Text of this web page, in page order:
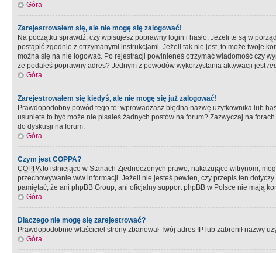
Góra
Zarejestrowałem się, ale nie mogę się zalogować!
Na początku sprawdź, czy wpisujesz poprawny login i hasło. Jeżeli te są w
postąpić zgodnie z otrzymanymi instrukcjami. Jeżeli tak nie jest, to może twoje
można się na nie logować. Po rejestracji powinieneś otrzymać wiadomość czy
że podałeś poprawny adres? Jednym z powodów wykorzystania aktywacji jest
Góra
Zarejestrowałem się kiedyś, ale nie mogę się już zalogować!
Prawdopodobny powód tego to: wprowadzasz błędna nazwę użytkownika lub
usunięte to być może nie pisałeś żadnych postów na forum? Zazwyczaj na
do dyskusji na forum.
Góra
Czym jest COPPA?
COPPAto istniejące w Stanach Zjednoczonych prawo, nakazujące witrynom,
przechowywanie w/w informacji. Jeżeli nie jesteś pewien, czy przepis ten
pamiętać, że ani phpBB Group, ani oficjalny support phpBB w Polsce nie mają
Góra
Dlaczego nie mogę się zarejestrować?
Prawdopodobnie właściciel strony zbanował Twój adres IP lub zabronił nazwy
Góra